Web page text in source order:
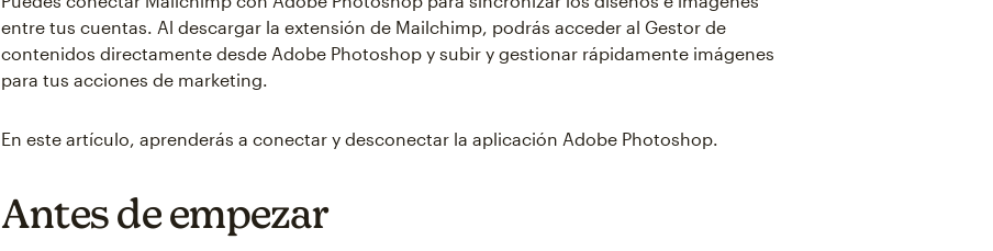
entre tus cuentas. Al descargar la extensión de Mailchimp, podrás acceder al Gestor de
contenidos directamente desde Adobe Photoshop y subir y gestionar rápidamente imágenes
para tus acciones de marketing.
En este artículo, aprenderás a conectar y desconectar la aplicación Adobe Photoshop.
Antes de empezar